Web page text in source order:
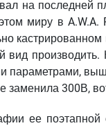
на последней
миру в A.W.A.
вид производить.
параметрами,
заменила 300В,
ее